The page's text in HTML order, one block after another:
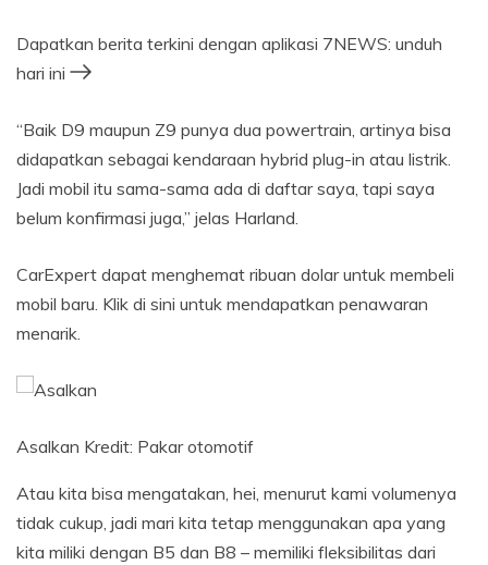
Dapatkan berita terkini dengan aplikasi 7NEWS: unduh
hari ini
“Baik D9 maupun Z9 punya dua powertrain, artinya bisa
didapatkan sebagai kendaraan hybrid plug-in atau listrik.
Jadi mobil itu sama-sama ada di daftar saya, tapi saya
belum konfirmasi juga,” jelas Harland.
CarExpert dapat menghemat ribuan dolar untuk membeli
mobil baru. Klik di sini untuk mendapatkan penawaran
menarik.
Asalkan Kredit: Pakar otomotif
Atau kita bisa mengatakan, hei, menurut kami volumenya
tidak cukup, jadi mari kita tetap menggunakan apa yang
kita miliki dengan B5 dan B8 – memiliki fleksibilitas dari